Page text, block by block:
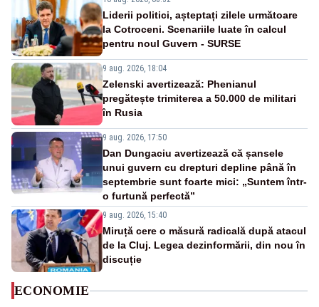
Liderii politici, așteptați zilele următoare
la Cotroceni. Scenariile luate în calcul
pentru noul Guvern - SURSE
9 aug. 2026, 18:04
Zelenski avertizează: Phenianul
pregătește trimiterea a 50.000 de militari
în Rusia
9 aug. 2026, 17:50
Dan Dungaciu avertizează că șansele
unui guvern cu drepturi depline până în
septembrie sunt foarte mici: „Suntem într-
o furtună perfectă”
9 aug. 2026, 15:40
Miruță cere o măsură radicală după atacul
de la Cluj. Legea dezinformării, din nou în
discuție
ECONOMIE